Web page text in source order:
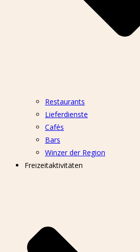
Restaurants
Lieferdienste
Cafés
Bars
Winzer der Region
Freizeitaktivitäten